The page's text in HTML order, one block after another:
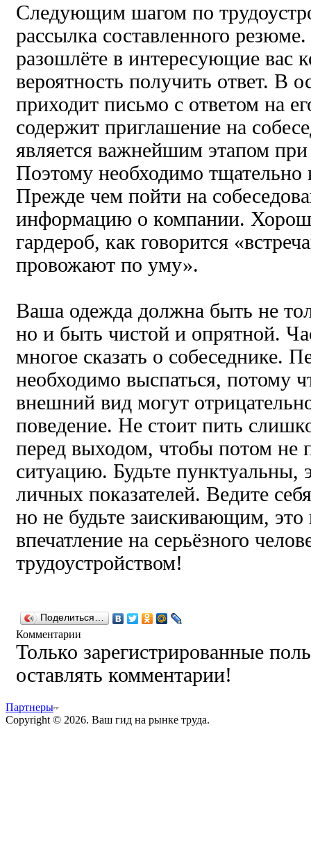
Следующим шагом по
рассылка составленного
разошлёте в интересующие вас
вероятность получить ответ. В
приходит письмо с ответом на
содержит приглашение на
является важнейшим этапом при
Поэтому необходимо тщательно
Прежде чем пойти на
информацию о компании.
гардероб, как говорится
провожают по уму».
Ваша одежда должна быть не
но и быть чистой и опрятной.
многое сказать о собеседнике.
необходимо выспаться, потому
внешний вид могут
поведение. Не стоит пить
перед выходом, чтобы потом не
ситуацию. Будьте пунктуальны,
личных показателей. Ведите
но не будьте заискивающим, это
впечатление на серьёзного
трудоустройством!
Поделиться…
Комментарии
Только зарегистрированные
оставлять комментарии!
Партнеры
Copyright © 2026. Ваш гид на рынке труда.